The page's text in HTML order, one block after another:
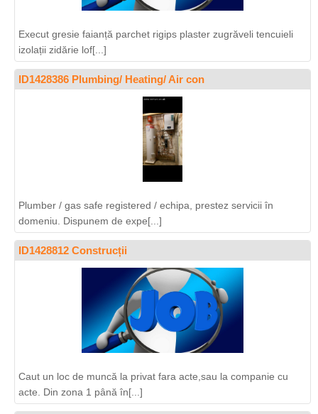
Execut gresie faianță parchet rigips plaster zugrăveli tencuieli
izolații zidărie lof[...]
ID1428386 Plumbing/ Heating/ Air con
Plumber / gas safe registered / echipa, prestez servicii în
domeniu. Dispunem de expe[...]
ID1428812 Construcții
Caut un loc de muncă la privat fara acte,sau la companie cu
acte. Din zona 1 până în[...]